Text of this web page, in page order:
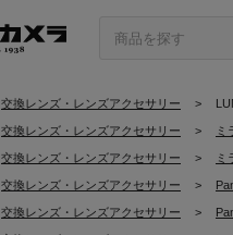
交換レンズ・レンズアクセサリー >
交換レンズ・レンズアクセサリー > ミ
交換レンズ・レンズアクセサリー > ミ
交換レンズ・レンズアクセサリー >
交換レンズ・レンズアクセサリー >